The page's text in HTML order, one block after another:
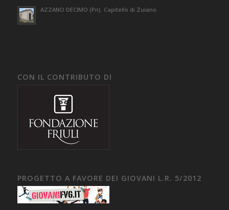
AZZANO DECIMO (Pn). Capitello di Zuiano.
CON IL CONTRIBUTO DI
PROGETTO A FAVORE DEI GIOVANI L.R. 5/2012